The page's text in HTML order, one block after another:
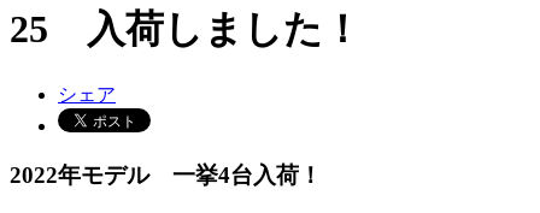
25 入荷しました！
シェア
2022年モデル 一挙4台入荷！